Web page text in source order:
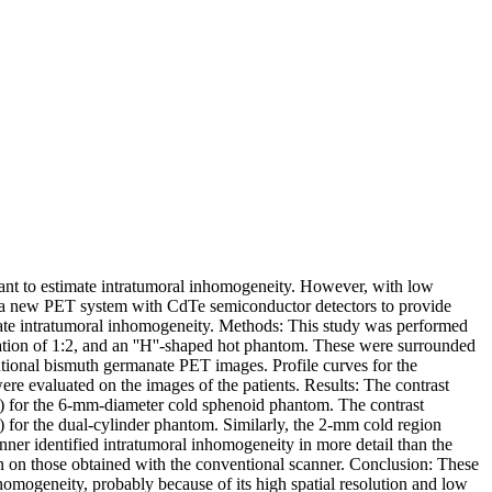
to estimate intratumoral inhomogeneity. However, with low
PET system with CdTe semiconductor detectors to provide
intratumoral inhomogeneity. Methods: This study was performed
of 1:2, and an ''H''-shaped hot phantom. These were surrounded
bismuth germanate PET images. Profile curves for the
evaluated on the images of the patients. Results: The contrast
the 6-mm-diameter cold sphenoid phantom. The contrast
the dual-cylinder phantom. Similarly, the 2-mm cold region
identified intratumoral inhomogeneity in more detail than the
those obtained with the conventional scanner. Conclusion: These
probably because of its high spatial resolution and low